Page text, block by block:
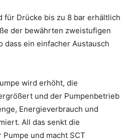
für Drücke bis zu 8 bar erhältlich
der bewährten zweistufigen
dass ein einfacher Austausch
wird erhöht, die
und der Pumpenbetrieb
Energieverbrauch und
All das senkt die
und macht SCT